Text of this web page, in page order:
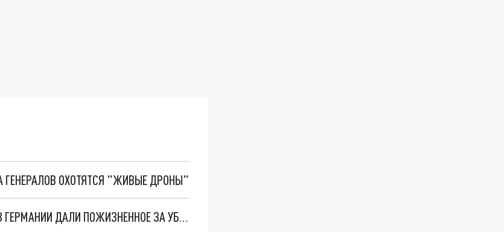
ГЕНЕРАЛОВ ОХОТЯТСЯ "ЖИВЫЕ ДРОНЫ"
СПУСТЯ ГОД НАПРЯЖЁННЫХ СУДОВ РАСЧЛЕНИТЕЛЮ ИЗ ГЕРМАНИИ ДАЛИ ПОЖИЗНЕННОЕ ЗА УБИЙСТВО ПЕТЕРБУРЖЕНКИ